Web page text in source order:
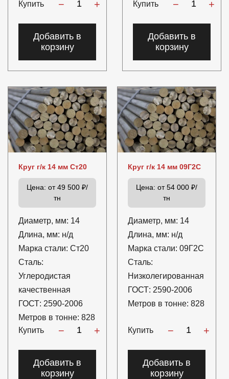
Купить − +
Добавить в
корзину
Купить − +
Добавить в
корзину
Круг г/к 14 мм Ст20
Цена: от 49 500 ₽/
тн
Диаметр, мм: 14
Длина, мм: н/д
Марка стали: Ст20
Сталь:
Углеродистая
качественная
ГОСТ: 2590-2006
Метров в тонне: 828
Купить
− +
Добавить в
корзину
Круг г/к 14 мм 09Г2С
Цена: от 54 000 ₽/
тн
Диаметр, мм: 14
Длина, мм: н/д
Марка стали: 09Г2С
Сталь:
Низколегированная
ГОСТ: 2590-2006
Метров в тонне: 828
Купить − +
Добавить в
корзину